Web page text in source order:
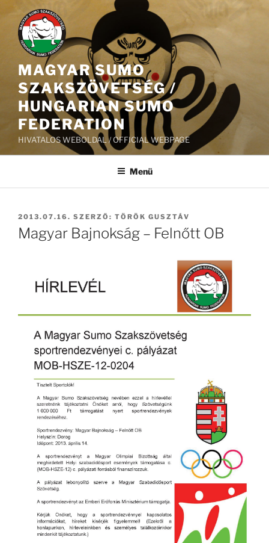
Tartalomhoz
MAGYAR SUMO
SZAKSZÖVETSÉG /
HUNGARIAN SUMO
FEDERATION
HIVATALOS WEBOLDAL / OFFICIAL WEBPAGE
Menü
BEKÜLDVE:
2013.07.16. SZERZŐ: TÖRÖK GUSZTÁV
Magyar Bajnokság – Felnőtt OB